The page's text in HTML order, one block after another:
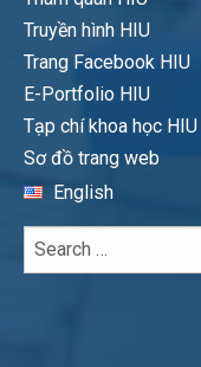
Truyền hình HIU
Trang Facebook HIU
E-Portfolio HIU
Tạp chí khoa học HIU
Sơ đồ trang web
English